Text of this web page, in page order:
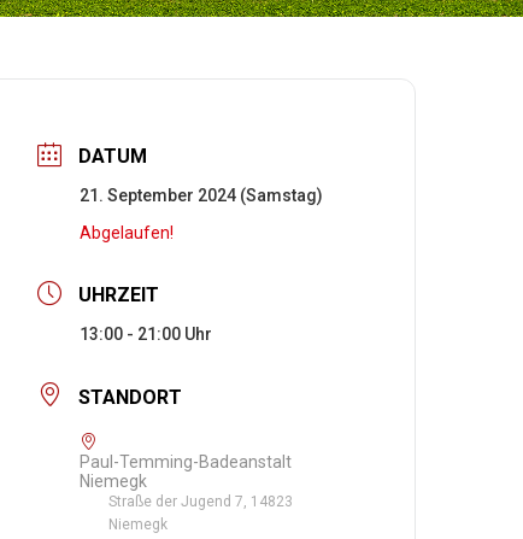
DATUM
21. September 2024 (Samstag)
Abgelaufen!
UHRZEIT
13:00 - 21:00
STANDORT
Paul-Temming-Badeanstalt
Niemegk
Straße der Jugend 7, 14823
Niemegk